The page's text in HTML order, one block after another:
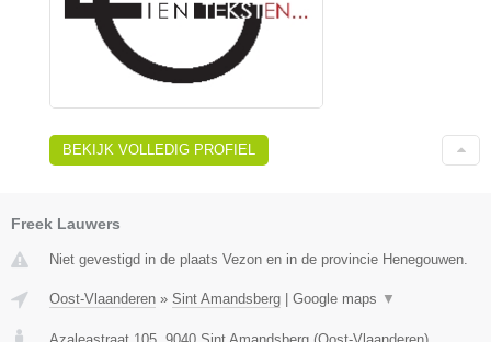
BEKIJK VOLLEDIG PROFIEL
Freek Lauwers
Niet gevestigd in de plaats Vezon en in de provincie Henegouwen.
Oost-Vlaanderen » Sint Amandsberg Google maps ▼